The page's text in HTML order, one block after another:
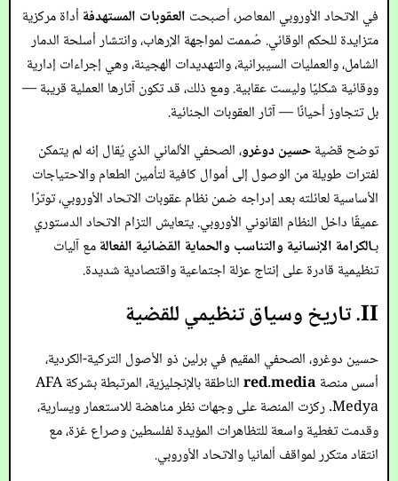
في الاتحاد الأوروبي المعاصر، أصبحت العقوبات المستهدفة أداة مركزية
متزايدة للحكم الوقائي. صُممت لمواجهة الإرهاب، وانتشار أسلحة الدمار
الشامل، والعمليات السيبرانية، والتهديدات الهجينة، وهي إجراءات إدارية
ووقائية شكليًا وليست عقابية. ومع ذلك، قد تكون آثارها العملية قريبة —
بل تتجاوز أحيانًا — آثار العقوبات الجنائية.
توضح قضيةحسين دوغرو، الصحفي الألماني الذي يُقال إنه لم يتمكن
لفترات طويلة من الوصول إلى أموال كافية لتأمين الطعام والاحتياجات
الأساسية لعائلته بعد إدراجه ضمن نظام عقوبات الاتحاد الأوروبي، توترًا
عميقًا داخل النظام القانوني الأوروبي. يتعايش التزام الاتحاد الدستوري
بـالكرامة الإنسانية والتناسب والحماية القضائية الفعالةمع آليات
تنظيمية قادرة على إنتاج عزلة اجتماعية واقتصادية شديدة.
II. تاريخ وسياق تنظيمي للقضية
حسين دوغرو، الصحفي المقيم في برلين ذو الأصول التركية-الكردية،
أسس منصة red.media
الناطقة بالإنجليزية، المرتبطة بشركة AFA
Medya. ركزت المنصة على وجهات نظر مناهضة للاستعمار ويسارية،
وقدمت تغطية واسعة للتظاهرات المؤيدة لفلسطين وصراع غزة، مع
انتقاد متكرر لمواقف ألمانيا والاتحاد الأوروبي.